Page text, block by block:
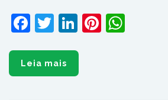
Facebook
Twitter
LinkedIn
Pinterest
Leia mais